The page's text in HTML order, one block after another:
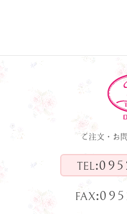
ご注文・お
TEL:
FAX: